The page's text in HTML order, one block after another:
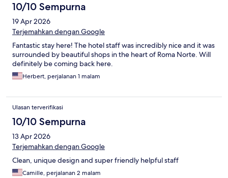
10/10 Sempurna
19 Apr 2026
Terjemahkan dengan Google
Fantastic stay here! The hotel staff was incredibly nice and it was
surrounded by beautiful shops in the heart of Roma Norte. Will
definitely be coming back here.
Herbert, perjalanan 1 malam
Ulasan terverifikasi
10/10 Sempurna
13 Apr 2026
Terjemahkan dengan Google
Clean, unique design and super friendly helpful staff
Camille, perjalanan 2 malam